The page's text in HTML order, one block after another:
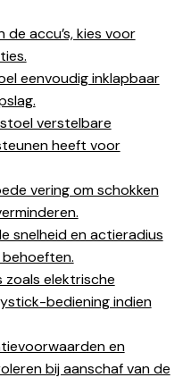
accu’s, kies voor
eenvoudig inklapbaar
verstelbare
heeft voor
vering om schokken
snelheid en actieradius
zoals elektrische
bediening indien
en
bij aanschaf van de